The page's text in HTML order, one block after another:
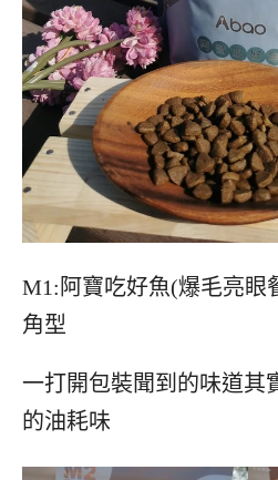
M1:阿寶吃好魚(爆毛亮眼
角型
一打開包裝聞到的味道其
的油耗味